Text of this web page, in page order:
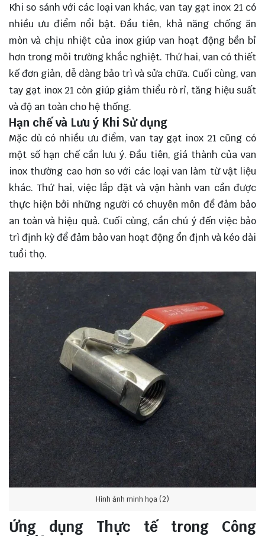
Khi so sánh với các loại van khác, van tay gạt inox 21 có
nhiều ưu điểm nổi bật. Đầu tiên, khả năng chống ăn
mòn và chịu nhiệt của inox giúp van hoạt động bền bỉ
hơn trong môi trường khắc nghiệt. Thứ hai, van có thiết
kế đơn giản, dễ dàng bảo trì và sửa chữa. Cuối cùng, van
tay gạt inox 21 còn giúp giảm thiểu rò rỉ, tăng hiệu suất
và độ an toàn cho hệ thống.
Hạn chế và Lưu ý Khi Sử dụng
Mặc dù có nhiều ưu điểm, van tay gạt inox 21 cũng có
một số hạn chế cần lưu ý. Đầu tiên, giá thành của van
inox thường cao hơn so với các loại van làm từ vật liệu
khác. Thứ hai, việc lắp đặt và vận hành van cần được
thực hiện bởi những người có chuyên môn để đảm bảo
an toàn và hiệu quả. Cuối cùng, cần chú ý đến việc bảo
trì định kỳ để đảm bảo van hoạt động ổn định và kéo dài
tuổi thọ.
Hình ảnh minh họa (2)
Ứng dụng Thực tế trong Công